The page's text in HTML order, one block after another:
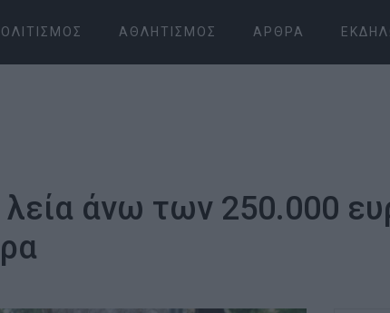
ΑΘΛΗΤΙΣΜΌΣ ΆΡΘΡΑ
λεία άνω των 250.000